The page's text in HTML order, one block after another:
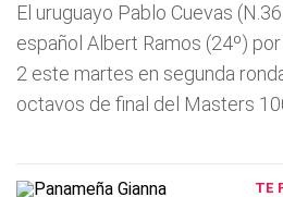
El uruguayo Pablo Cuevas
español Albert Ramos (24º)
2 este martes en segunda
octavos de final del Masters
TE